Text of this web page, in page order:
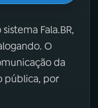
Fala.BR,
O
da
pública, por